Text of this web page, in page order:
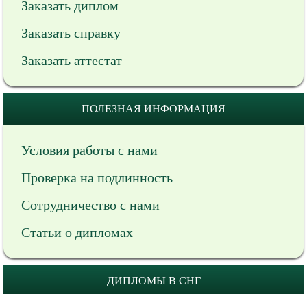
Заказать диплом
Заказать справку
Заказать аттестат
ПОЛЕЗНАЯ ИНФОРМАЦИЯ
Условия работы с нами
Проверка на подлинность
Сотрудничество с нами
Статьи о дипломах
ДИПЛОМЫ В СНГ